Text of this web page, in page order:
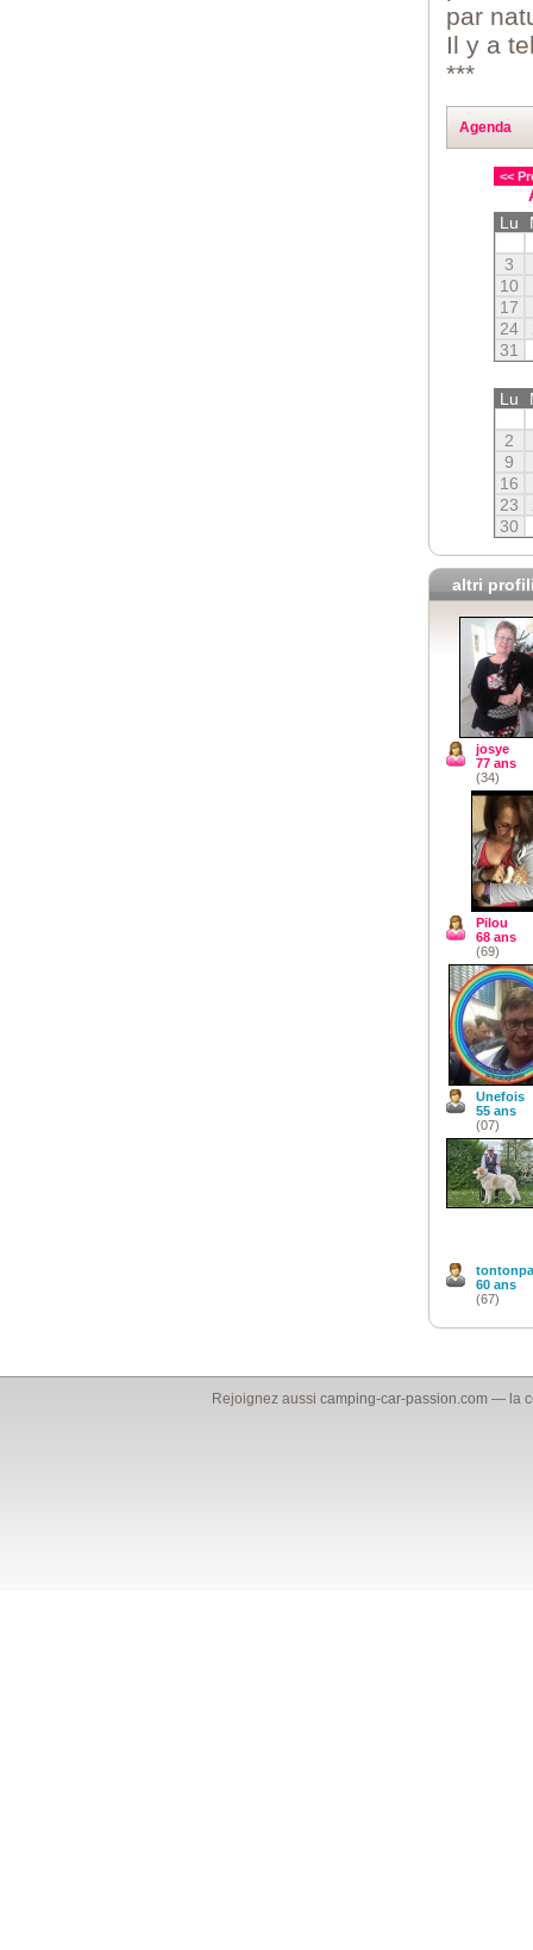
par
Il y a
***
Agenda
<<
Lu
3
10
17
24
31
Lu
2
9
16
23
30
altri
josye
77 ans
(34)
Pilou
68 ans
(69)
Unefois
55 ans
(07)
60 ans
(67)
Rejoignez aussicamping-car-passion.com — la